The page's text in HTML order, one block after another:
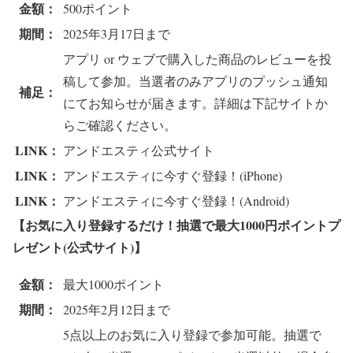
金額： 500ポイント
期間： 2025年3月17日まで
補足：
アプリ or ウェブで購入した商品のレビューを投
稿して参加。当選者のみアプリのプッシュ通知
にてお知らせが届きます。詳細は下記サイトか
らご確認ください。
LINK： アンドエスティ公式サイト
LINK： アンドエスティに今すぐ登録！(iPhone)
LINK： アンドエスティに今すぐ登録！(Android)
【お気に入り登録するだけ！抽選で最大1000円ポイントプ
レゼント(公式サイト)】
金額： 最大1000ポイント
期間：
2025年2月12日まで
5点以上のお気に入り登録で参加可能。抽選で